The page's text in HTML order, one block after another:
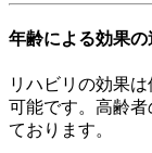
年齢による効果
リハビリの効果
可能です。高齢
ております。